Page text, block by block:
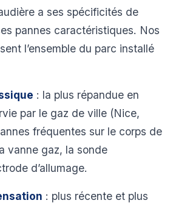
a ses spécificités de
pannes caractéristiques. Nos
l’ensemble du parc installé
: la plus répandue en
par le gaz de ville (Nice,
fréquentes sur le corps de
vanne gaz, la sonde
d’allumage.
: plus récente et plus